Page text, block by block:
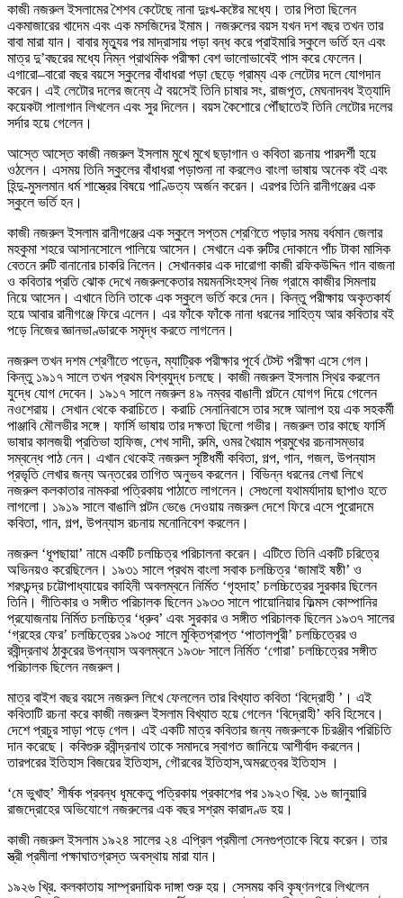
কাজী নজরুল ইসলামের শৈশব কেটেছে নানা দুঃখ-কষ্টের মধ্যে। তার পিতা ছিলেন
একমাজারের খাদেম এবং এক মসজিদের ইমাম। নজরুলের বয়স যখন দশ বছর তখন তার
বাবা মারা যান। বাবার মৃত্যুর পর মাদ্রাসায় পড়া বন্ধ করে প্রাইমারি স্কুলে ভর্তি হন এবং
মাত্র দু’বছরের মধ্যে নিম্ন প্রাথমিক পরীক্ষা বেশ ভালোভাবেই পাস করে ফেলেন।
এগারো–বারো বছর বয়সে স্কুলের বাঁধাধরা পড়া ছেড়ে গ্রাম্য এক লেটোর দলে যোগদান
করেন। এই লেটোর দলের জন্যে ঐ বয়সেই তিনি চাষার সং, রাজপূত, মেঘনাদবধ ইত্যাদি
কয়েকটা পালাগান লিখলেন এবং সুর দিলেন। বয়স কৈশোরে পৌঁছাতেই তিনি লেটোর দলের
সর্দার হয়ে গেলেন।
আস্তে আস্তে কাজী নজরুল ইসলাম মুখে মুখে ছড়াগান ও কবিতা রচনায় পারদর্শী হয়ে
ওঠলেন। এসময় তিনি স্কুলের বাঁধাধরা পড়াশুনা না করলেও বাংলা ভাষায় অনেক বই এবং
হিন্দু-মুসলমান ধর্ম শাস্ত্রের বিষয়ে পাণ্ডিত্য অর্জন করেন। এরপর তিনি রানীগঞ্জের এক
স্কুলে ভর্তি হন।
কাজী নজরুল ইসলাম রানীগঞ্জের এক স্কুলে সপ্তম শ্রেণিতে পড়ার সময় বর্ধমান জেলার
মহকুমা শহরে আসানসোলে পালিয়ে আসেন। সেখানে এক রুটির দোকানে পাঁচ টাকা মাসিক
বেতনে রুটি বানানোর চাকরি নিলেন। সেখানকার এক দারোগা কাজী রফিকউদ্দিন গান বাজনা
ও কবিতার প্রতি ঝোক দেখে নজরুলকেতার ময়মনসিংহস্থ নিজ গ্রামে কাজীর সিমলায়
নিয়ে আসেন। এখানে তিনি তাকে এক স্কুলে ভর্তি করে দেন। কিন্তু পরীক্ষায় অকৃতকার্য
হয়ে আবার রানীগঞ্জে ফিরে এলেন। এর ফাঁকে ফাঁকে নানা ধরনের সাহিত্য আর কবিতার বই
পড়ে নিজের জ্ঞানভাণ্ডারকে সমৃদ্ধ করতে লাগলেন।
নজরুল তখন দশম শ্রেণীতে পড়েন, ম্যাট্রিক পরীক্ষার পূর্বে টেস্ট পরীক্ষা এসে গেল।
কিন্তু ১৯১৭ সালে তখন প্রথম বিশ্বযুদ্ধ চলছে। কাজী নজরুল ইসলাম স্থির করলেন
যুদ্ধে যোগ দেবেন। ১৯১৭ সালে নজরুল ৪৯ নম্বর বাঙালী পল্টনে যোগগ দিয়ে গেলেন
নওশেরায়। সেখান থেকে করাচিতে। করাচি সেনানিবাসে তার সঙ্গে আলাপ হয় এক সহকর্মী
পাঞ্জাবি মৌলভীর সঙ্গে। ফার্সি ভাষায় তার দক্ষতা ছিলো গভীর। নজরুল তার কাছে ফার্সি
ভাষার কালজয়ী প্রতিভা হাফিজ, শেখ সাদী, রুমি, ওমর খৈয়াম প্রমুখের রচনাসম্ভার
সম্বন্ধে পাঠ নেন। এখান থেকেই নজরুল সৃষ্টিধর্মী কবিতা, গল্প, গান, গজল, উপন্যাস
প্রভৃতি লেখার জন্য অন্তরের তাগিত অনুভব করলেন। বিভিন্ন ধরনের লেখা লিখে
নজরুল কলকাতার নামকরা পত্রিকায় পাঠাতে লাগলেন। সেগুলো যথামৰ্যাদায় ছাপাও হতে
লাগলো। ১৯১৯ সালে বাঙালি পল্টন ভেঙে দেওয়ায় নজরুল দেশে ফিরে এসে পুরোদমে
কবিতা, গান, গল্প, উপন্যাস রচনায় মনোনিবেশ করলেন।
নজরুল ‘ধূপছায়া’ নামে একটি চলচ্চিত্র পরিচালনা করেন। এটিতে তিনি একটি চরিত্রে
অভিনয়ও করেছিলেন। ১৯৩১ সালে প্রথম বাংলা সবাক চলচ্চিত্র ‘জামাই ষষ্ঠী’ ও
শরৎচন্দ্র চট্টোপাধ্যায়ের কাহিনী অবলম্বনে নির্মিত ‘গৃহদাহ’ চলচ্চিত্রের সুরকার ছিলেন
তিনি। গীতিকার ও সঙ্গীত পরিচালক ছিলেন ১৯৩৩ সালে পায়োনিয়ার ফিল্মস কোম্পানির
প্রযোজনায় নির্মিত চলচ্চিত্র ‘ধ্রুব’ এবং সুরকার ও সঙ্গীত পরিচালক ছিলেন ১৯৩৭ সালের
‘গ্রহের ফের’ চলচ্চিত্রের ১৯৩৫ সালে মুক্তিপ্রাপ্ত ‘পাতালপুরী’ চলচ্চিত্রের ও
রবীন্দ্রনাথ ঠাকুরের উপন্যাস অবলম্বনে ১৯৩৮ সালে নির্মিত ‘গোরা’ চলচ্চিত্রের সঙ্গীত
পরিচালক ছিলেন নজরুল।
মাত্র বাইশ বছর বয়সে নজরুল লিখে ফেললেন তার বিখ্যাত কবিতা ‘বিদ্রোহী ’। এই
কবিতাটি রচনা করে কাজী নজরুল ইসলাম বিখ্যাত হয়ে গেলেন ‘বিদ্রোহী’ কবি হিসেবে।
দেশে প্রচুর সাড়া পড়ে গেল। এই একটি মাত্র কবিতার জন্য নজরুলকে চিরঞ্জীব পরিচিতি
দান করেছে। কবিগুরু রবীন্দ্রনাথ তাকে সমাদরে স্বাগত জানিয়ে আশীর্বাদ করলেন।
তারপরের ইতিহাস বিজয়ের ইতিহাস, গৌরবের ইতিহাস,অমরত্বের ইতিহাস ।
‘মে ভুখাহু’ শীর্ষক প্রবন্ধ ধূমকেতু পত্রিকায় প্রকাশের পর ১৯২৩ খ্রি. ১৬ জানুয়ারি
রাজদ্রোহের অভিযোগে নজরুলের এক বছর সশ্রম কারাদণ্ড হয়।
কাজী নজরুল ইসলাম ১৯২৪ সালের ২৪ এপ্রিল প্রমীলা সেনগুপ্তাকে বিয়ে করেন। তার
স্ত্রী প্রমীলা পক্ষাঘাতগ্রস্ত অবস্থায় মারা যান।
১৯২৬ খ্রি. কলকাতায় সাম্প্রদায়িক দাঙ্গা শুরু হয়। সেসময় কবি কৃষ্ণনগরে লিখলেন